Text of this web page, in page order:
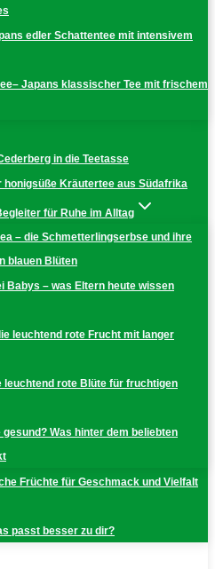
edler Schattentee mit intensivem
Japans klassischer Tee mit frischem
in die Teetasse
honigsüße Kräutertee aus Südafrika
für Ruhe im Alltag
– die Schmetterlingserbse und ihre
blauen Blüten
Babys – was Eltern heute wissen
leuchtend rote Frucht mit langer
leuchtend rote Blüte für fruchtigen
gesund? Was hinter dem beliebten
Früchte für Geschmack und Vielfalt
passt besser zu dir?